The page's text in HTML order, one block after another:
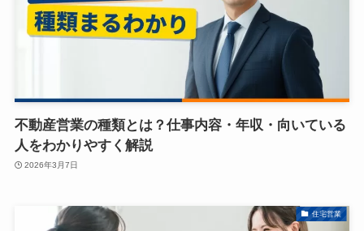
不動産営業の種類とは？仕事内容・年収・向いている
人をわかりやすく解説
2026年3月7日
住宅営業